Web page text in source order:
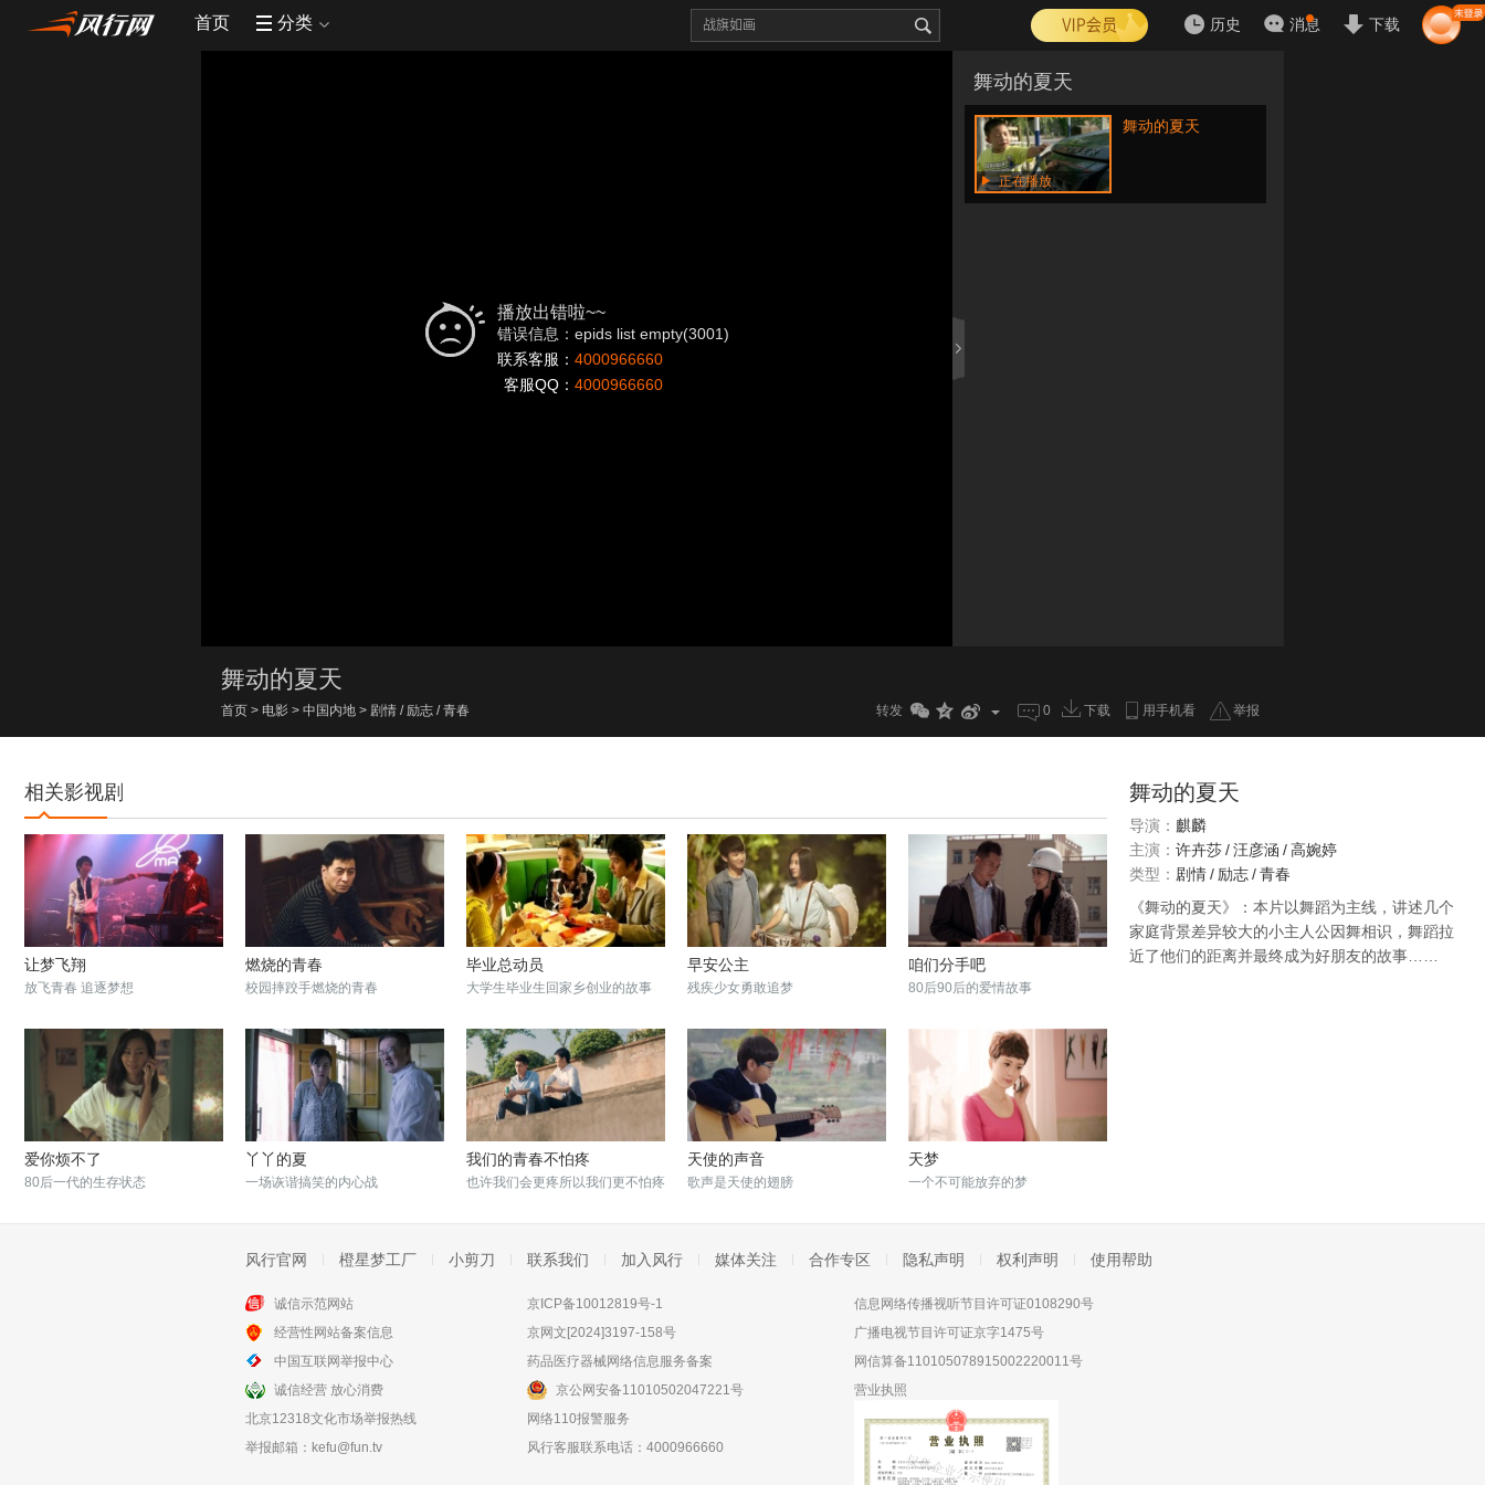
首页 分类 历史 消息 下载
播放出错啦~~
错误信息：epids list empty(3001)
联系客服： 4000966660
客服QQ： 4000966660
舞动的夏天
正在播放
舞动的夏天
舞动的夏天
首页 > 电影 > 中国内地 > 剧情 / 励志 / 青春 转发 0 下载 用手机看 举报
相关影视剧
让梦飞翔
放飞青春 追逐梦想
燃烧的青春
校园摔跤手燃烧的青春
毕业总动员
大学生毕业生回家乡创业的故事
早安公主
残疾少女勇敢追梦
咱们分手吧
80后90后的爱情故事
爱你烦不了
80后一代的生存状态
丫丫的夏
一场诙谐搞笑的内心战
我们的青春不怕疼
也许我们会更疼所以我们更不怕疼
天使的声音
歌声是天使的翅膀
天梦
一个不可能放弃的梦
蕃薯浇米
舞动的夏天
导演： 麒麟
主演： 许卉莎/汪彦涵 /高婉婷
类型： 剧情/ 励志/青春
《舞动的夏天》：本片以舞蹈为主线，讲述几个
家庭背景差异较大的小主人公因舞相识，舞蹈拉
近了他们的距离并最终成为好朋友的故事……
风行官网 橙星梦工厂 小剪刀 联系我们 加入风行 媒体关注 合作专区 隐私声明 权利声明 使用帮助
诚信示范网站
经营性网站备案信息
中国互联网举报中心
诚信经营 放心消费
北京12318文化市场举报热线
举报邮箱： kefu@fun.tv
京ICP备10012819号-1
京网文[2024]3197-158号
药品医疗器械网络信息服务备案
京公网安备11010502047221号
网络110报警服务
风行客服联系电话：4000966660
信息网络传播视听节目许可证0108290号
广播电视节目许可证京字1475号
网信算备110105078915002220011号
营业执照